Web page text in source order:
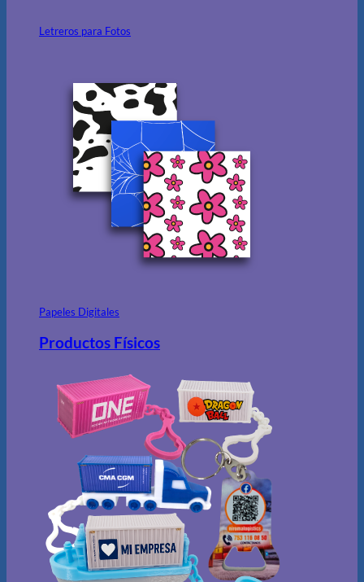
Letreros para Fotos
Papeles Digitales
Productos Físicos